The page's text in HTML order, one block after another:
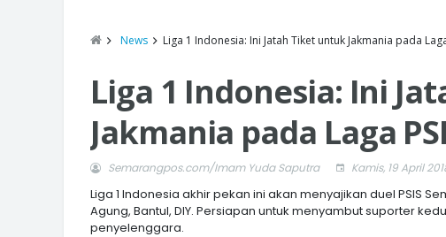
News Liga 1 Indonesia: Ini Jatah Tiket untuk Jakmania pada
Liga 1 Indonesia: Ini
Jakmania pada Laga
Semarangpos.com/Imam Yuda Saputra Kamis, 19 April
Liga 1 Indonesia akhir pekan ini akan menyajikan duel PSIS
Agung, Bantul, DIY. Persiapan untuk menyambut suporter
penyelenggara.